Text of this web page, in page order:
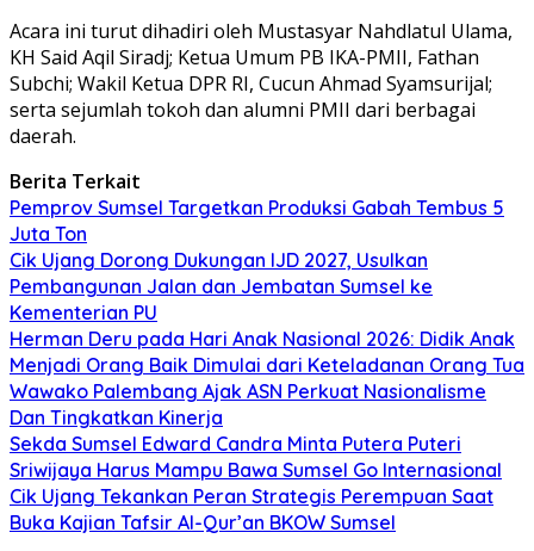
Acara ini turut dihadiri oleh Mustasyar Nahdlatul Ulama,
KH Said Aqil Siradj; Ketua Umum PB IKA-PMII, Fathan
Subchi; Wakil Ketua DPR RI, Cucun Ahmad Syamsurijal;
serta sejumlah tokoh dan alumni PMII dari berbagai
daerah.
Berita Terkait
Pemprov Sumsel Targetkan Produksi Gabah Tembus 5
Juta Ton
Cik Ujang Dorong Dukungan IJD 2027, Usulkan
Pembangunan Jalan dan Jembatan Sumsel ke
Kementerian PU
Herman Deru pada Hari Anak Nasional 2026: Didik Anak
Menjadi Orang Baik Dimulai dari Keteladanan Orang Tua
Wawako Palembang Ajak ASN Perkuat Nasionalisme
Dan Tingkatkan Kinerja
Sekda Sumsel Edward Candra Minta Putera Puteri
Sriwijaya Harus Mampu Bawa Sumsel Go Internasional
Cik Ujang Tekankan Peran Strategis Perempuan Saat
Buka Kajian Tafsir Al-Qur’an BKOW Sumsel